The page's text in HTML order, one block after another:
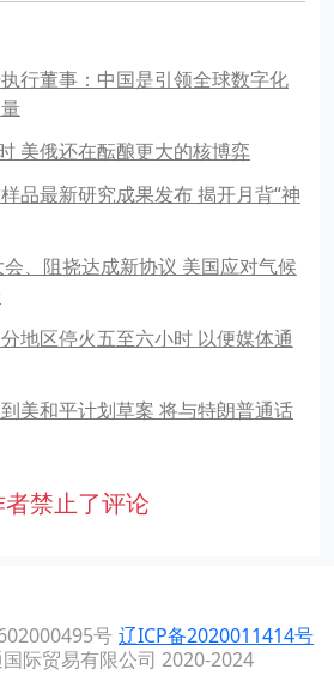
行董事：中国是引领全球数字化
美俄还在酝酿更大的核博弈
品最新研究成果发布 揭开月背“神
、阻挠达成新协议 美国应对气候
地区停火五至六小时 以便媒体通
美和平计划草案 将与特朗普通话
禁止了评论
号 辽ICP备2020011414号
际贸易有限公司 2020-2024